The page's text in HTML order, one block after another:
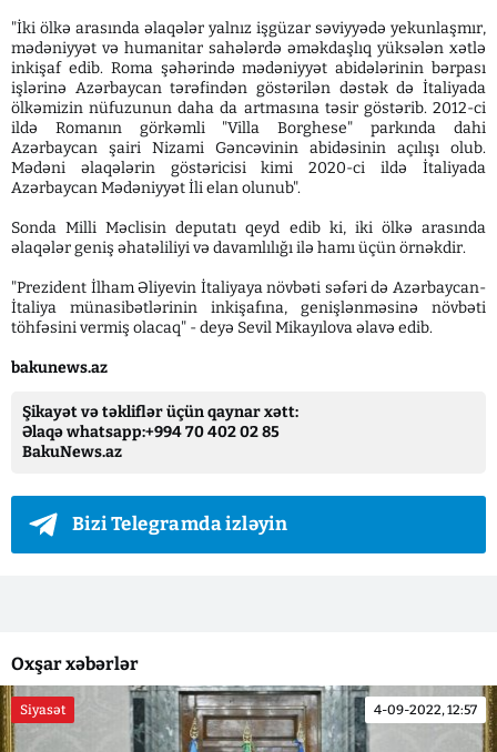
"İki ölkə arasında əlaqələr yalnız işgüzar səviyyədə yekunlaşmır,
mədəniyyət və humanitar sahələrdə əməkdaşlıq yüksələn xətlə
inkişaf edib. Roma şəhərində mədəniyyət abidələrinin bərpası
işlərinə Azərbaycan tərəfindən göstərilən dəstək də İtaliyada
ölkəmizin nüfuzunun daha da artmasına təsir göstərib. 2012-ci
ildə Romanın görkəmli "Villa Borghese" parkında dahi
Azərbaycan şairi Nizami Gəncəvinin abidəsinin açılışı olub.
Mədəni əlaqələrin göstəricisi kimi 2020-ci ildə İtaliyada
Azərbaycan Mədəniyyət İli elan olunub".
Sonda Milli Məclisin deputatı qeyd edib ki, iki ölkə arasında
əlaqələr geniş əhatəliliyi və davamlılığı ilə hamı üçün örnəkdir.
"Prezident İlham Əliyevin İtaliyaya növbəti səfəri də Azərbaycan-
İtaliya münasibətlərinin inkişafına, genişlənməsinə növbəti
töhfəsini vermiş olacaq" - deyə Sevil Mikayılova əlavə edib.
bakunews.az
Şikayət və təkliflər üçün qaynar xətt:
Əlaqə whatsapp:+994 70 402 02 85
BakuNews.az
Bizi Telegramda izləyin
Oxşar xəbərlər
Siyasət 4-09-2022, 12:57